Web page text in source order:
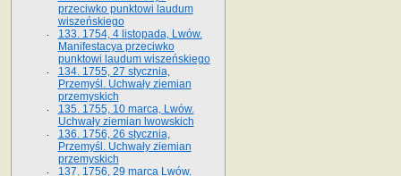
przeciwko punktowi laudum
wiszeńskiego
133. 1754, 4 listopada, Lwów.
Manifestacya przeciwko
punktowi laudum wiszeńskiego
134. 1755, 27 stycznia,
Przemyśl. Uchwały ziemian
przemyskich
135. 1755, 10 marca, Lwów.
Uchwały ziemian lwowskich
136. 1756, 26 stycznia,
Przemyśl. Uchwały ziemian
przemyskich
137. 1756, 29 marca Lwów.